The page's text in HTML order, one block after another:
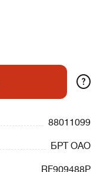
?
88011099
БРТ ОАО
RF909488Р